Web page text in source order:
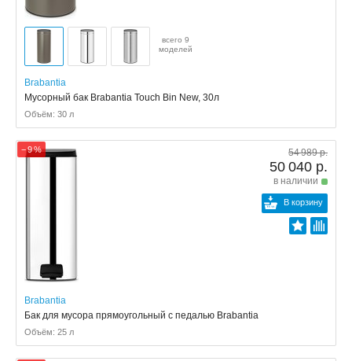
всего 9
моделей
Brabantia
Мусорный бак Brabantia Touch Bin New, 30л
Объём: 30 л
− 9 % 54 989 р.
50 040 р.
в наличии
В корзину
Brabantia
Бак для мусора прямоугольный с педалью Brabantia
Объём: 25 л